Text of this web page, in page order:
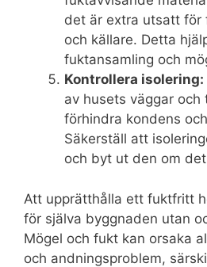
det är extra utsatt för
och källare. Detta
fuktansamling och
Kontrollera isolering:
av husets väggar
förhindra kondens
Säkerställ att
och byt ut den om
Att upprätthålla ett fuktfritt
för själva byggnaden utan
Mögel och fukt kan orsaka
och andningsproblem,